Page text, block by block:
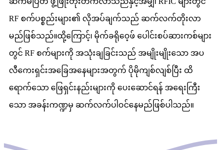
RF စက်ပစ္စည်းများ၏ လိုအပ်ချက်သည် ဆက်လက်တိုးလာ
မည်ဖြစ်သည်။ထို့ကြောင့်၊ မိုက်ခရိုဝေ့ဖ် ပေါင်းစပ်ဆားကစ်များ
တွင် RF စက်များကို အသုံးချခြင်းသည် အမျိုးမျိုးသော အပ
လီကေးရှင်းအခြေအနေများအတွက် ပိုမိုကျစ်လျစ်ပြီး ထိ
ရောက်သော ဖြေရှင်းနည်းများကို ပေးဆောင်ရန် အရေးကြီး
သော အခန်းကဏ္ဍမှ ဆက်လက်ပါဝင်နေမည်ဖြစ်ပါသည်။